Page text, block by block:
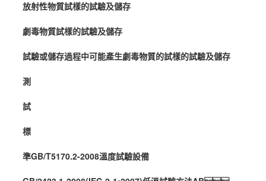
放射性物質試樣的試驗及儲存
劇毒物質試樣的試驗及儲存
試驗或儲存過程中可能產生劇毒物質的試樣的試驗及儲存
測
試
標
準GB/T5170.2-2008溫度試驗設備